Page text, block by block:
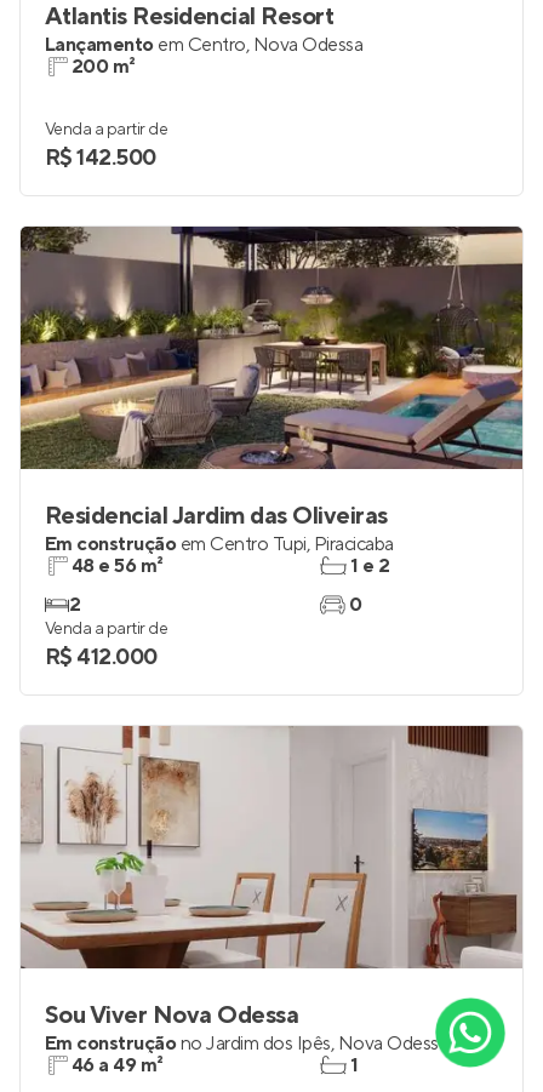
Atlantis Residencial Resort
Lançamento em Centro, Nova Odessa
200 m²
Venda a partir de
R$ 142.500
Residencial Jardim das Oliveiras
Em construção em Centro Tupi, Piracicaba
48 e 56 m²
2
1 e 2
0
Venda a partir de
R$ 412.000
Sou Viver Nova Odessa
Em construçãono Jardim dos Ipês, Nova Odessa
46 a 49 m²
1